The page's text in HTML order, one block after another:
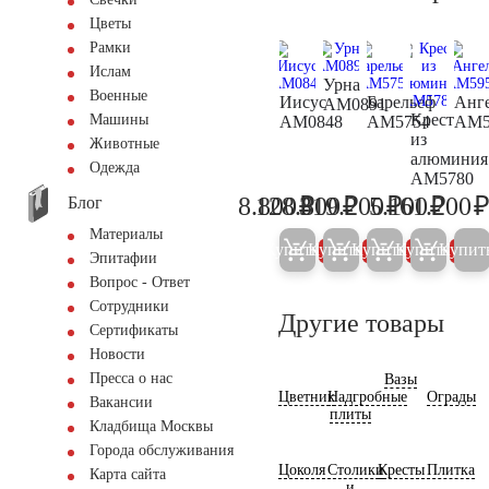
Цветы
Рамки
Ислам
Военные
Машины
Животные
Одежда
Блог
Материалы
Эпитафии
Вопрос - Ответ
Сотрудники
Сертификаты
Новости
Пресса о нас
Вакансии
Кладбища Москвы
Города обслуживания
Карта сайта
Иисус
AM0848
9.300
8.800₽
Купить 5%
Урна
AM0891
135.600
128.800₽
Купить 5%
Барельеф
AM5754
336.000
319.200₽
Купить 5%
Крест
из
алюминия
AM5780
5.400
5.100₽
Купить 5%
61.200₽
Другие товары
ЦветникНадгробные
плиты
Вазы
Ограды
ЦоколяСтоликиКрестыПлитка